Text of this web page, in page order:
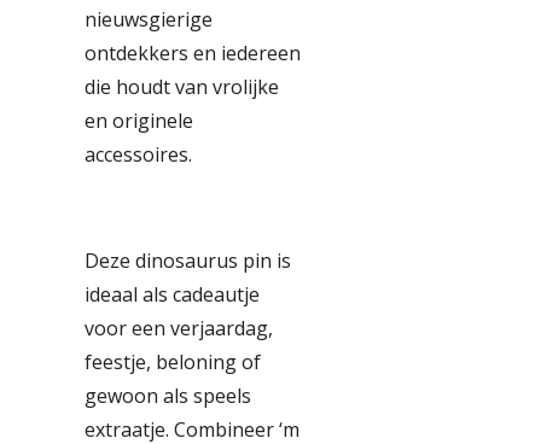
nieuwsgierige
ontdekkers en iedereen
die houdt van vrolijke
en originele
accessoires.
Deze dinosaurus pin is
ideaal als cadeautje
voor een verjaardag,
feestje, beloning of
gewoon als speels
extraatje. Combineer ‘m